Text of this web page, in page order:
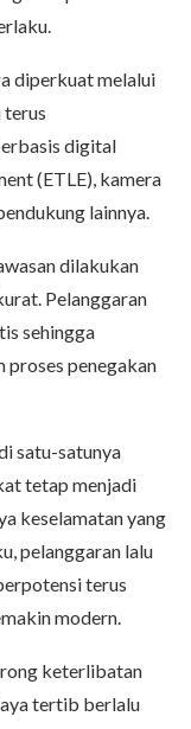
diperkuat melalui
digital
(ETLE), kamera
lainnya.
dilakukan
Pelanggaran
sehingga
penegakan
satu-satunya
tetap menjadi
keselamatan yang
pelanggaran lalu
terus
modern.
keterlibatan
tertib berlalu